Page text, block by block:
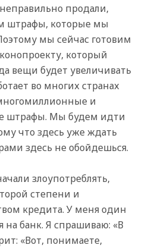
продали,
штрафы, которые мы
мы сейчас готовим
который
вещи будет увеличивать
во многих странах
и
штрафы. Мы будем идти
что здесь уже ждать
здесь не обойдешься.
злоупотреблять,
степени и
кредита. У меня один
на банк. Я спрашиваю: «В
«Вот, понимаете,